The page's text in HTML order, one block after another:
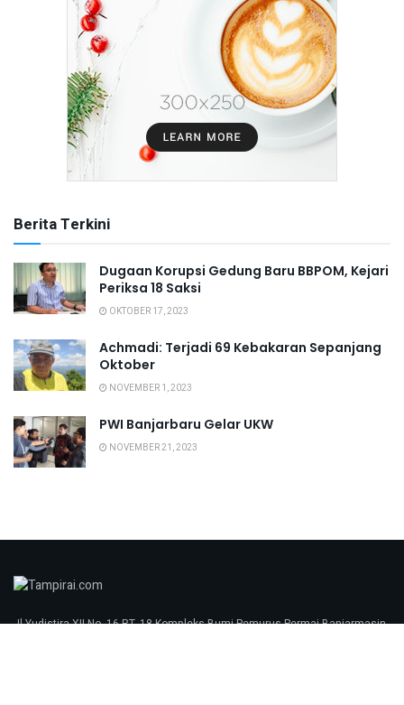
Berita Terkini
Dugaan Korupsi Gedung Baru BBPOM, Kejari
Periksa 18 Saksi
OKTOBER 17, 2023
Achmadi: Terjadi 69 Kebakaran Sepanjang
Oktober
NOVEMBER 1, 2023
PWI Banjarbaru Gelar UKW
NOVEMBER 21, 2023
Jl Yudistira XII No. 16 RT. 18 Kompleks Bumi Pemurus Permai Banjarmasin